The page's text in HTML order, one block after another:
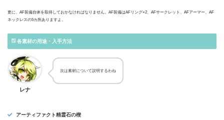
更に、AF装備自体を取得しておかなければなりません。AF装備はAFリング×2、AFサークレット、AFアーマー、AF
ネックレスの5カ所ありますよ。
各素材の用途・入手方法
レナ
次は素材について説明するわね
アーティファクト精霊石の楔